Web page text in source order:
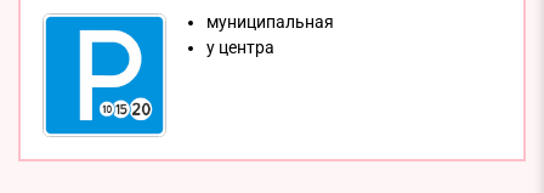
муниципальная
у центра